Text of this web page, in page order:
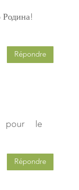
Répondre
pour le
Répondre